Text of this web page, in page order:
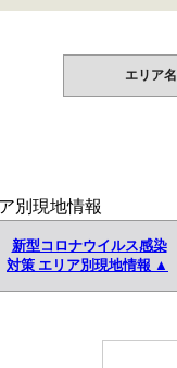
エリア名
別現地情報
新型コロナウイルス感染
対策 エリア別現地情報 ▲